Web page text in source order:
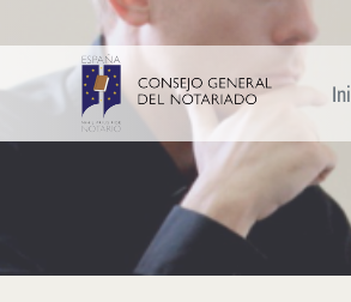
Overslaan en naar hoofdinhoud gaan